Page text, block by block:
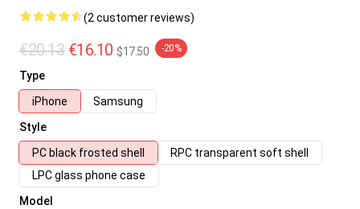
(2 customer reviews)
€20.13 €16.10 $17.50 -20%
Type
iPhone
Samsung
Style
PC black frosted shell
RPC transparent soft shell
LPC glass phone case
Model